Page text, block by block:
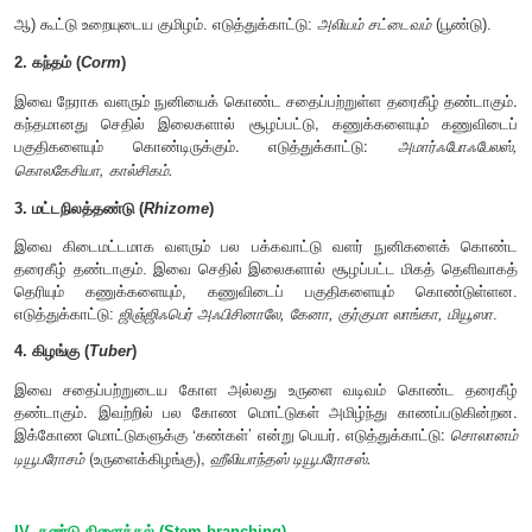
பலகிளைகள் கிடைமட்டமாக வளரும்.
இனப்பெருக்கத்திற்கானவை. இவை தரை ஒட்டியோ
காணப்படும்.